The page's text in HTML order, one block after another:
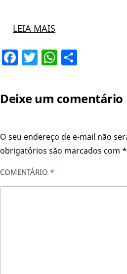
LEIA MAIS
Facebook
TwitterWhatsApp
Deixe um comentário
O seu endereço de e-mail não
obrigatórios são marcados com *
COMENTÁRIO *